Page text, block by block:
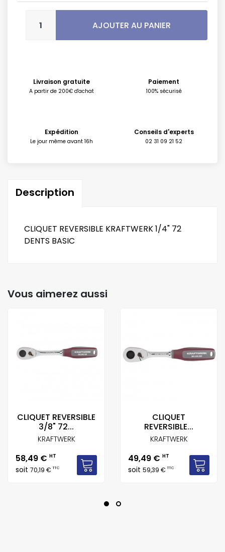
AJOUTER AU PANIER
Livraison gratuite
A partir de 200€ d'achat
Paiement
100% sécurisé
Expédition
Le jour même avant 16h
Conseils d'experts
02 31 09 21 52
Description
CLIQUET REVERSIBLE KRAFTWERK 1/4" 72
DENTS BASIC
Vous aimerez aussi
CLIQUET REVERSIBLE
3/8" 72...
KRAFTWERK
Prix
58,49 € HT
soit 70,19 €TTC
CLIQUET
REVERSIBLE...
KRAFTWERK
Prix
49,49 € HT
soit 59,39 €TTC